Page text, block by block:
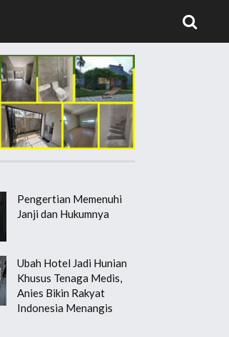
Pengertian Memenuhi
Janji dan Hukumnya
Ubah Hotel Jadi Hunian
Khusus Tenaga Medis,
Anies Bikin Rakyat
Indonesia Menangis